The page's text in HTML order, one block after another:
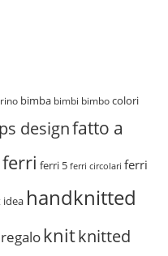
bimba bimbi bimbo colori
designfatto a
ferri ferri 5 ferri circolari ferri
idea handknitted
knitknitted